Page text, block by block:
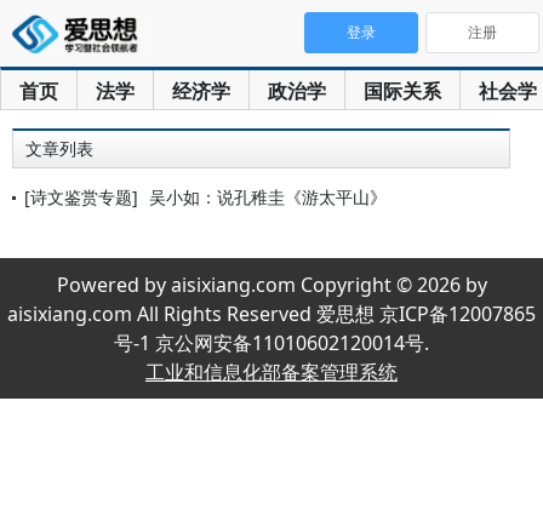
首页 法学 经济学 政治学 国际关系 社会学
登录 注册
文章列表
[诗文鉴赏专题] 吴小如：说孔稚圭《游太平山》
Powered by aisixiang.com Copyright © 2026 by
aisixiang.com All Rights Reserved 爱思想 京ICP备12007865
号-1 京公网安备11010602120014号.
工业和信息化部备案管理系统